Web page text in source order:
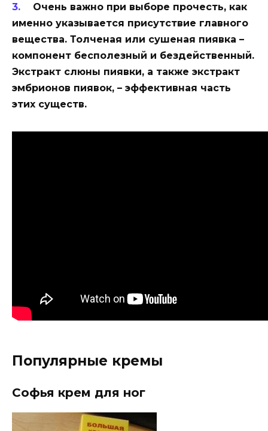
Очень важно при выборе прочесть, как
именно указывается присутствие главного
вещества. Толченая или сушеная пиявка –
компонент бесполезный и бездейственный.
Экстракт слюны пиявки, а также экстракт
эмбрионов пиявок, – эффективная часть
этих существ.
Популярные кремы
Софья крем для ног